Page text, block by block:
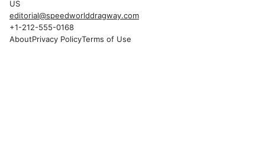
US
editorial@speedworlddragway.com
+1-212-555-0168
AboutPrivacy PolicyTerms of Use